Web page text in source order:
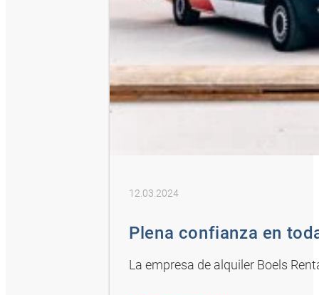
12.03.2024
Plena confianza en
La empresa de alquiler Boels